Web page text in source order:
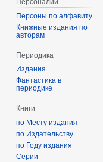
Персоны по алфавиту
Книжные издания по
авторам
Периодика
Издания
Фантастика в
периодике
Книги
по Месту издания
по Издательству
по Году издания
Серии